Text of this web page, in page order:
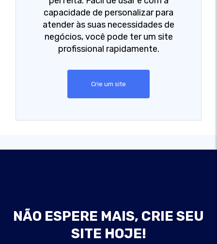
capacidade de personalizar para
atender às suas necessidades de
negócios, você pode ter um site
profissional rapidamente.
Crie um site
NÃO ESPERE MAIS, CRIE SEU
SITE HOJE!